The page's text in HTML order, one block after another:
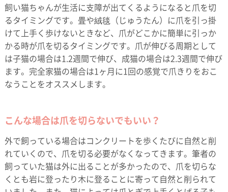
飼い猫ちゃんが生活に支障が出てくるようになると爪を切
るタイミングです。畳や絨毯（じゅうたん）に爪を引っ掛
けて上手く歩けないときなど、爪がどこかに簡単に引っか
かる時が爪を切るタイミングです。爪が伸びる周期として
は子猫の場合は1.2週間で伸び、成猫の場合は2.3週間で伸び
ます。完全家猫の場合は1ヶ月に1回の感覚で爪きりをおこ
なうことをオススメします。
こんな場合は爪を切らないでもいい？
外で飼っている場合はコンクリートを歩くたびに自然と削
れていくので、爪を切る必要がなくなってきます。筆者の
飼っていた猫は外に出ることが多かったので、爪を切らな
くとも岩に登ったり木に登ることに寄って自然と削られて